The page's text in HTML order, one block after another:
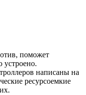
поможет
устроено.
написаны на
ресурсоемкие